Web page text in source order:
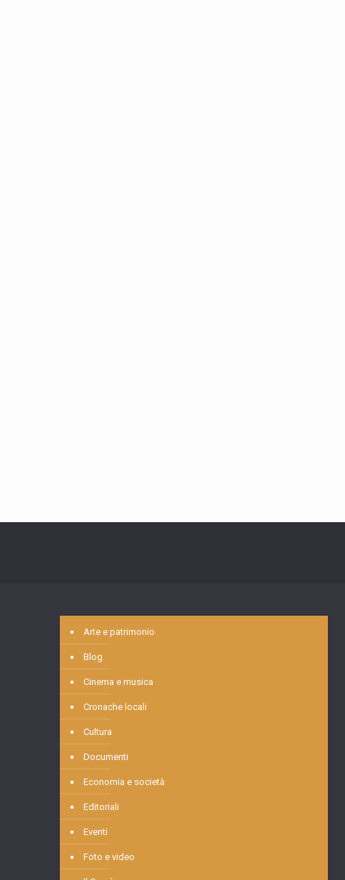
Arte e patrimonio
Blog
Cinema e musica
Cronache locali
Cultura
Documenti
Economia e società
Editoriali
Eventi
Foto e video